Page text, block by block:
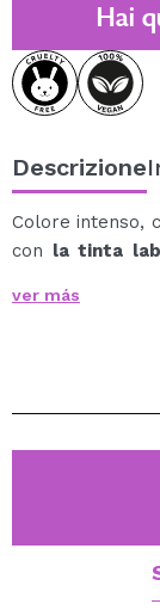
Hai
Descrizione
Colore intenso,
con la tinta
coprenza
vitamina E,
tenuta, senza
Pensata per
resistenza,
Disponibile in
ver más